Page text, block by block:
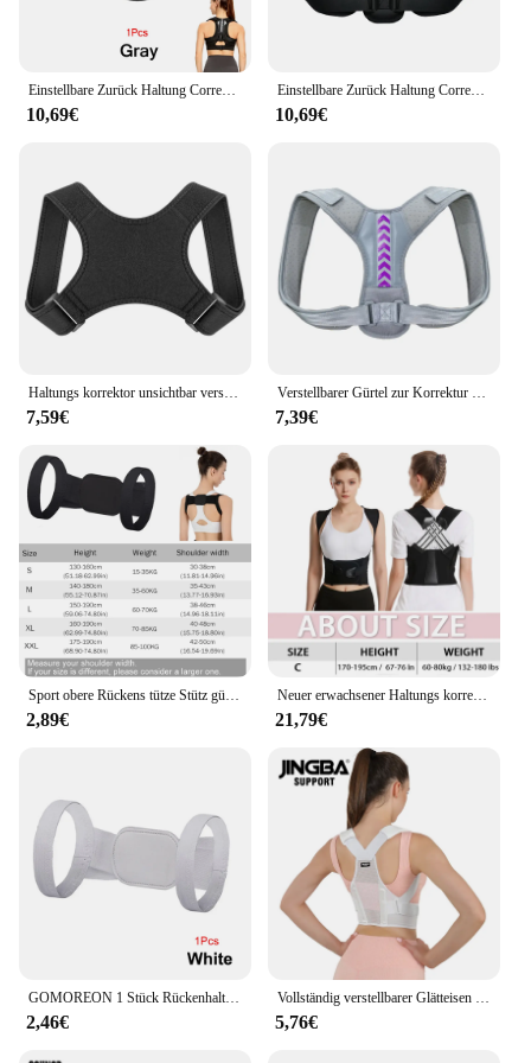
10,69€
Einstellbare Zurück Haltung Corrector Neck Brace Training Ausrüstung Home Office Mann Frau Postura Schulter Unterstützung Korrektur Gürtel
10,69€
7,59€ 7,39€
2,89€
Neuer erwachsener Haltungs korrektur gürtel atmungsaktiver Rücken korrektur gurt Frauen Männer Rückens tütze Sitz positions korrektur werkzeug
21,79€
2,46€ 5,76€